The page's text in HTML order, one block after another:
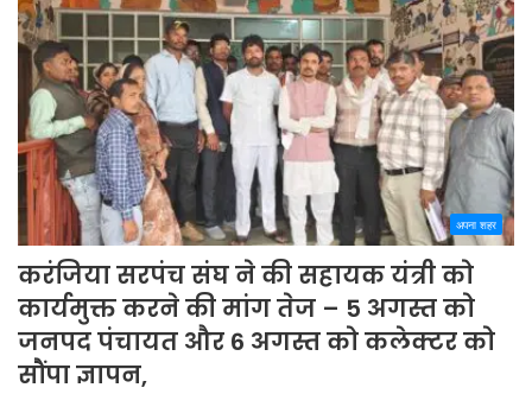
अपना शहर
करंजिया सरपंच संघ ने की सहायक यंत्री को
कार्यमुक्त करने की मांग तेज – 5 अगस्त को
जनपद पंचायत और 6 अगस्त को कलेक्टर को
सौंपा ज्ञापन,